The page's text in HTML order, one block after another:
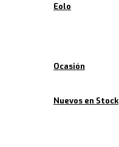
Eolo
Ocasión
Nuevos en Stock